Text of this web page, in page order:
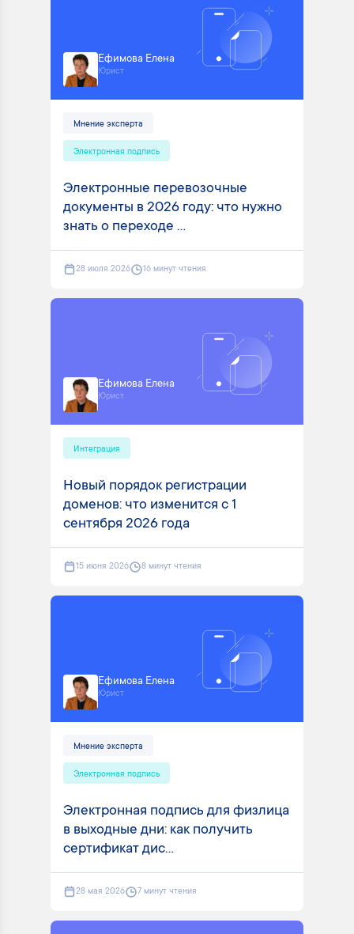
Ефимова Елена
Юрист
Мнение эксперта
Электронная подпись
Электронные перевозочные
документы в 2026 году: что нужно
знать о переходе ...
28 июля 2026 16 минут чтения
Ефимова Елена
Юрист
Интеграция
Новый порядок регистрации
доменов: что изменится с 1
сентября 2026 года
15 июня 2026 8 минут чтения
Ефимова Елена
Юрист
Мнение эксперта
Электронная подпись
Электронная подпись для физлица
в выходные дни: как получить
сертификат дис...
28 мая 2026 7 минут чтения